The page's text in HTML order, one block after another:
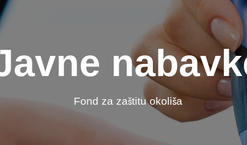
Fond za zaštitu okoliša